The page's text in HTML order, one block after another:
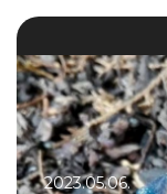
2023.05.06.